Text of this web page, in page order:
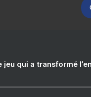
jeu qui a transformé